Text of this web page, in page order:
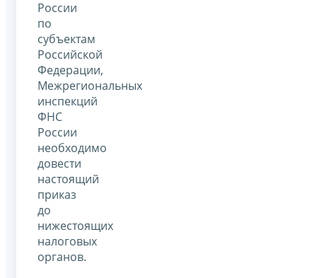
России
по
субъектам
Российской
Федерации,
Межрегиональных
инспекций
ФНС
России
необходимо
довести
настоящий
приказ
до
нижестоящих
налоговых
органов.